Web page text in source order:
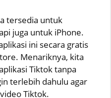
tersedia untuk
juga untuk iPhone.
ini secara gratis
Menariknya, kita
Tiktok tanpa
terlebih dahulu agar
Tiktok.